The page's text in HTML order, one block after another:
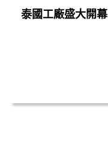
泰國工廠盛大開幕